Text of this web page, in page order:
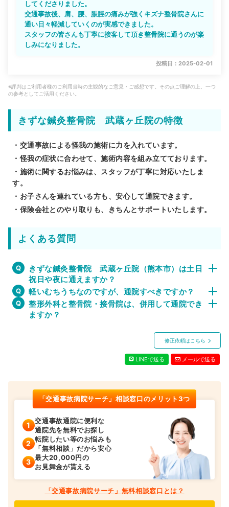
してくださりました。
交通事故後、肩、腰、脹脛の痛みが強くキズナ整骨院さんに
通い日々軽減していくのが実感できました。
スタッフの皆さんも丁寧に接客して頂き整骨院に通うのが楽
しみになりました。
投稿日：2025-02-01
※評判はご利用者様のご利用当時の主観的なご意見・ご感想です。その点ご理解の上、一つ
の参考としてご活用ください。
きずな鍼灸整骨院 武蔵ヶ丘院の特徴
・交通事故による怪我の施術に力を入れています。
・怪我の症状に合わせて、施術内容を組み立てております。
・施術に関するお悩みは、スタッフが丁寧に対応いたしま
す。
・お子さんを連れている方も、安心して通院できます。
・保険会社とのやり取りも、きちんとサポートいたします。
よくある質問
きずな鍼灸整骨院 武蔵ヶ丘院（熊本市）は土日
祝日や夜に通えますか？
軽いむちうちなのですが、通院すべきですか？
整形外科と整骨院・接骨院は、併用して通院でき
ますか？
修正依頼はこちら
LINEで送る メールで送る
「交通事故病院サーチ」相談窓口のメリット3つ
交通事故通院に便利な
通院先を無料でお探し
転院したい等のお悩みも
「無料相談」だから安心
最大20,000円の
お見舞金が貰える
「交通事故病院サーチ」無料相談窓口とは？